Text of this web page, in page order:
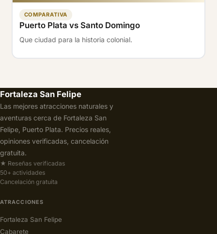
COMPARATIVA
Puerto Plata vs Santo Domingo
Que ciudad para la historia colonial.
Fortaleza San Felipe
Las mejores atracciones naturales y
aventuras cerca de Fortaleza San
Felipe, Puerto Plata. Precios reales,
opiniones verificadas, cancelación
gratuita.
★ Reseñas verificadas
50+ actividades
Cancelación gratuita
ATRACCIONES
Fortaleza San Felipe
Cabarete